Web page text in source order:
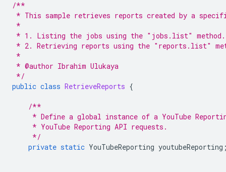
/**
* This sample retrieves reports created by a
*
* 1. Listing the jobs using the "jobs.list" method.
* 2. Retrieving reports using the "reports.list"
*
* @author Ibrahim Ulukaya
*/
public class RetrieveReports {
/**
* Define a global instance of a YouTube
     * YouTube Reporting API requests.
     */
private static YouTubeReporting youtubeReporting